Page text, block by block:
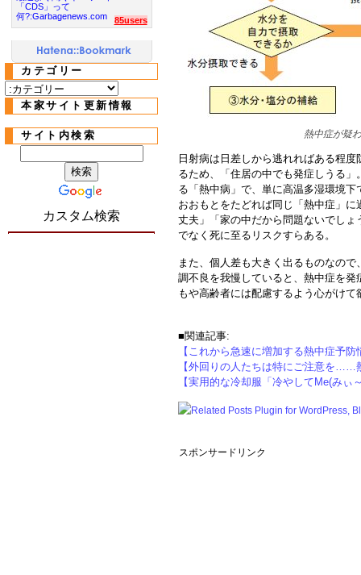
熱中症が疑
日射病は日差しから逃れればある程
るため、「住居の中でも発症しうる
る「熱中病」で、単に高温多湿環境
おおもとをたどれば同じ「熱中症」
丈夫」「家の中だから問題ないでし
でなく死に至るリスクすらある。
また、個人差も大きく出るものなの
調不良を我慢していると、熱中症を
もや高齢者には配慮するよう心がけて
■関連記事:
【これから急速に増加する熱中症予
【外回りの人たちは特にご注意を……
【実用的な冷却服「冷やしてMe(みぃ
スポンサードリンク
「CDS」って
何?:Garbagenews.com
85users
カテゴリー
本家サイト更新情報
サイト内検索
カスタム検索